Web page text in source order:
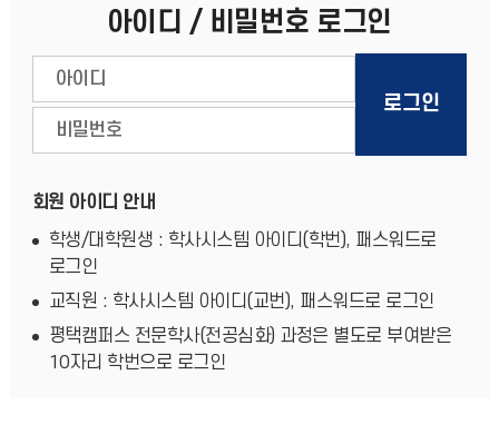
아이디 / 비밀번호 로그인
회원 아이디 안내
학생/대학원생 : 학사시스템 아이디(학번), 패스워드로
로그인
교직원 : 학사시스템 아이디(교번), 패스워드로 로그인
평택캠퍼스 전문학사(전공심화) 과정은 별도로 부여받은
10자리 학번으로 로그인